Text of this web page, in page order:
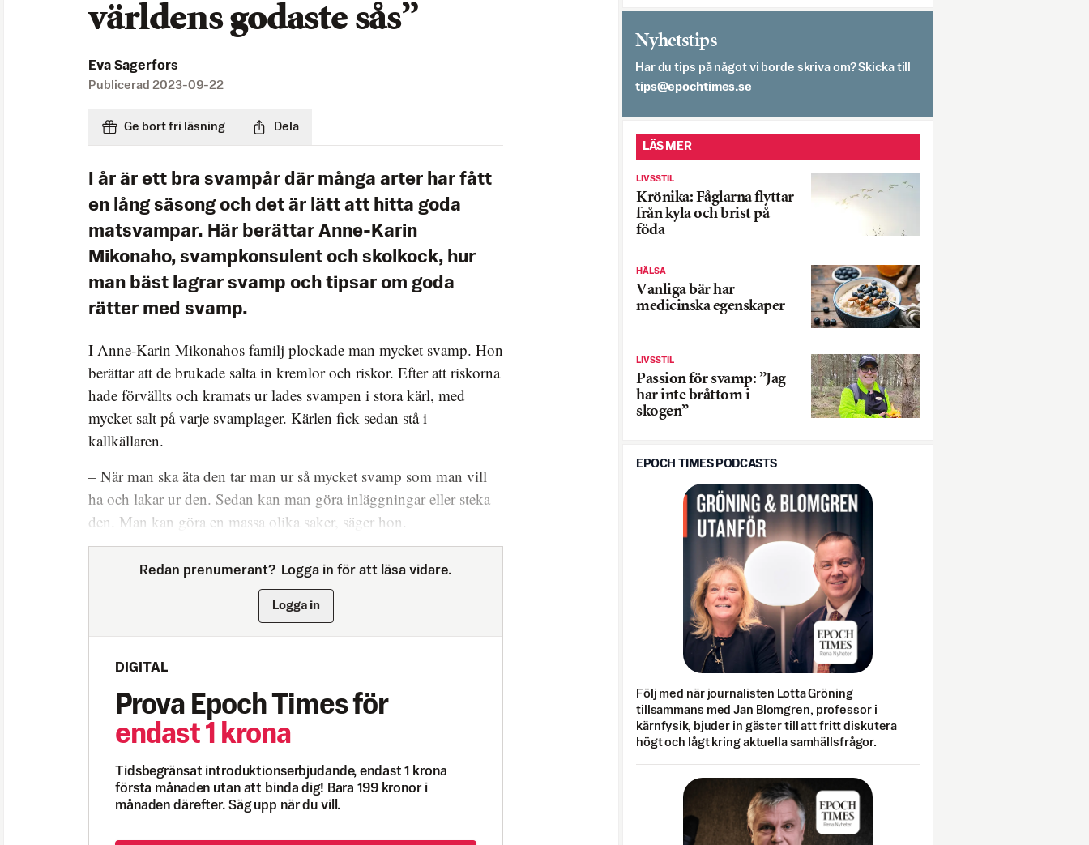
världens godaste sås”
Eva Sagerfors
Publicerad 2023-09-22
Ge bort fri läsning Dela
I år är ett bra svampår där många arter har fått
en lång säsong och det är lätt att hitta goda
matsvampar. Här berättar Anne-Karin
Mikonaho, svampkonsulent och skolkock, hur
man bäst lagrar svamp och tipsar om goda
rätter med svamp.
I Anne-Karin Mikonahos familj plockade man mycket svamp. Hon
berättar att de brukade salta in kremlor och riskor. Efter att riskorna
hade förvällts och kramats ur lades svampen i stora kärl, med
mycket salt på varje svamplager. Kärlen fick sedan stå i
kallkällaren.
– När man ska äta den tar man ur så mycket svamp som man vill
ha och lakar ur den. Sedan kan man göra inläggningar eller steka
den. Man kan göra en massa olika saker, säger hon.
Redan prenumerant? Logga in för att läsa vidare.
Logga in
DIGITAL
Prova Epoch Times för
endast 1 krona
Tidsbegränsat introduktionserbjudande, endast 1 krona
första månaden utan att binda dig! Bara 199 kronor i
månaden därefter. Säg upp när du vill.
Nyhetstips
Har du tips på något vi borde skriva om? Skicka till
es.semithcope@spit
LÄS MER
LIVSSTIL
Krönika: Fåglarna flyttar
från kyla och brist på
föda
HÄLSA
Vanliga bär har
medicinska egenskaper
LIVSSTIL
Passion för svamp: ”Jag
har inte bråttom i
skogen”
EPOCH TIMES PODCASTS
Följ med när journalisten Lotta Gröning
tillsammans med Jan Blomgren, professor i
kärnfysik, bjuder in gäster till att fritt diskutera
högt och lågt kring aktuella samhällsfrågor.